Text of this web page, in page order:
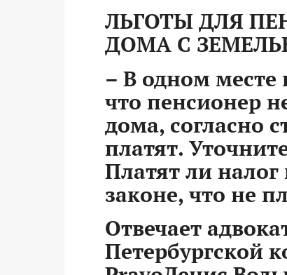
ЛЬГОТЫ ДЛЯ
ДОМА С
– В одном месте
что пенсионер
дома, согласно
платят.
Платят ли
законе, что не
Отвечает
Петербургской